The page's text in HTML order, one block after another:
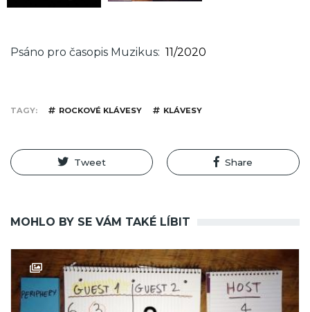
Psáno pro časopis Muzikus 11/2020
TAGY ROCKOVÉ KLÁVESY KLÁVESY
Tweet Share
MOHLO BY SE VÁM TAKÉ LÍBIT